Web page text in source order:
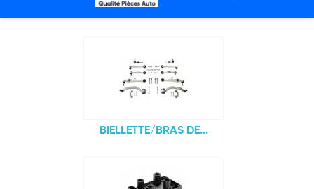
Sous-catégories
BIELLETTE/BRAS DE...